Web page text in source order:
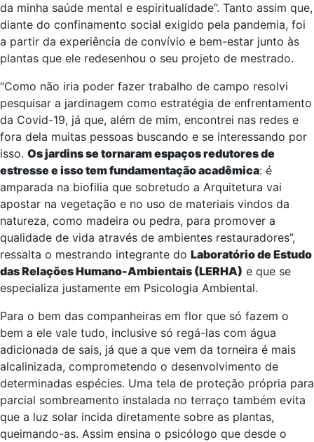
da minha saúde mental e espiritualidade”. Tanto assim que,
diante do confinamento social exigido pela pandemia, foi
a partir da experiência de convívio e bem-estar junto às
plantas que ele redesenhou o seu projeto de mestrado.
“Como não iria poder fazer trabalho de campo resolvi
pesquisar a jardinagem como estratégia de enfrentamento
da Covid-19, já que, além de mim, encontrei nas redes e
fora dela muitas pessoas buscando e se interessando por
isso. Os jardins se tornaram espaços redutores de
estresse e isso tem fundamentação acadêmica: é
amparada na biofilia que sobretudo a Arquitetura vai
apostar na vegetação e no uso de materiais vindos da
natureza, como madeira ou pedra, para promover a
qualidade de vida através de ambientes restauradores”,
ressalta o mestrando integrante do Laboratório de Estudo
das Relações Humano-Ambientais (LERHA) e que se
especializa justamente em Psicologia Ambiental.
Para o bem das companheiras em flor que só fazem o
bem a ele vale tudo, inclusive só regá-las com água
adicionada de sais, já que a que vem da torneira é mais
alcalinizada, comprometendo o desenvolvimento de
determinadas espécies. Uma tela de proteção própria para
parcial sombreamento instalada no terraço também evita
que a luz solar incida diretamente sobre as plantas,
queimando-as. Assim ensina o psicólogo que desde o